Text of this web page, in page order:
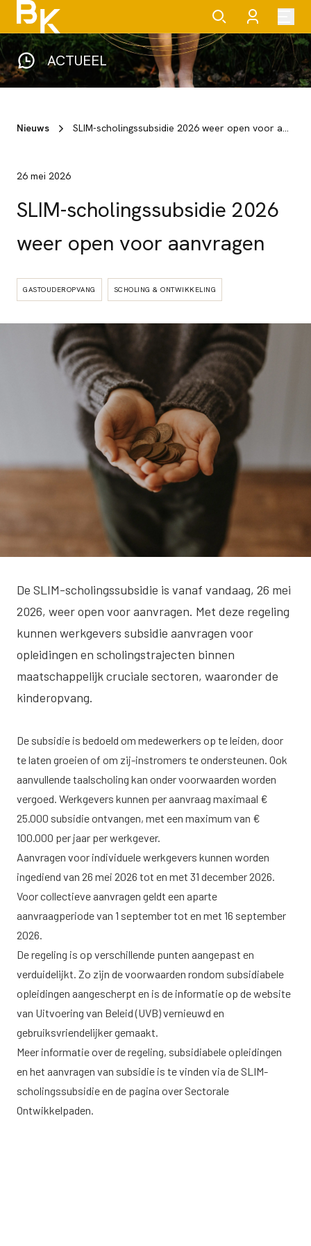
ACTUEEL
Nieuws SLIM-scholingssubsidie 2026 weer open voor aanvragen
26 mei 2026
SLIM-scholingssubsidie 2026
weer open voor aanvragen
GASTOUDEROPVANG SCHOLING & ONTWIKKELING
De SLIM-scholingssubsidie is vanaf vandaag, 26 mei
2026, weer open voor aanvragen. Met deze regeling
kunnen werkgevers subsidie aanvragen voor
opleidingen en scholingstrajecten binnen
maatschappelijk cruciale sectoren, waaronder de
kinderopvang.
De subsidie is bedoeld om medewerkers op te leiden, door
te laten groeien of om zij-instromers te ondersteunen. Ook
aanvullende taalscholing kan onder voorwaarden worden
vergoed. Werkgevers kunnen per aanvraag maximaal €
25.000 subsidie ontvangen, met een maximum van €
100.000 per jaar per werkgever.
Aanvragen voor individuele werkgevers kunnen worden
ingediend van 26 mei 2026 tot en met 31 december 2026.
Voor collectieve aanvragen geldt een aparte
aanvraagperiode van 1 september tot en met 16 september
2026.
De regeling is op verschillende punten aangepast en
verduidelijkt. Zo zijn de voorwaarden rondom subsidiabele
opleidingen aangescherpt en is de informatie op de website
van Uitvoering van Beleid (UVB) vernieuwd en
gebruiksvriendelijker gemaakt.
Meer informatie over de regeling, subsidiabele opleidingen
en het aanvragen van subsidie is te vinden via de SLIM-
scholingssubsidieen de pagina over Sectorale
Ontwikkelpaden.